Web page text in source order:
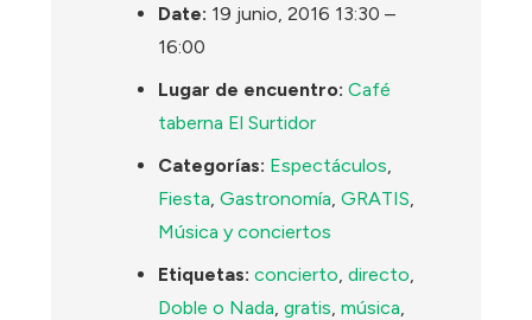
Date: 19 junio, 2016 13:30 –
16:00
Lugar de encuentro: Café
taberna El Surtidor
Categorías: Espectáculos,
Fiesta,Gastronomía,GRATIS,
Música y conciertos
Etiquetas: concierto,directo,
Doble o Nada,gratis,música,